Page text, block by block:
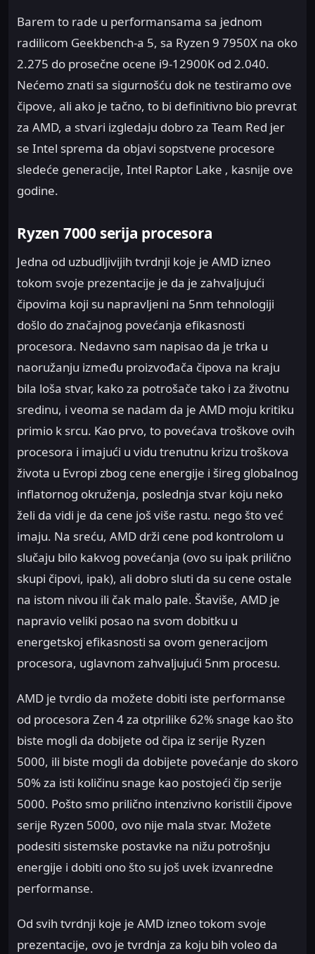
Barem to rade u performansama sa jednom
radilicom Geekbench-a 5, sa Ryzen 9 7950X na oko
2.275 do prosečne ocene i9-12900K od 2.040.
Nećemo znati sa sigurnošću dok ne testiramo ove
čipove, ali ako je tačno, to bi definitivno bio prevrat
za AMD, a stvari izgledaju dobro za Team Red jer
se Intel sprema da objavi sopstvene procesore
sledeće generacije, Intel Raptor Lake , kasnije ove
godine.
Ryzen 7000 serija procesora
Jedna od uzbudljivijih tvrdnji koje je AMD izneo
tokom svoje prezentacije je da je zahvaljujući
čipovima koji su napravljeni na 5nm tehnologiji
došlo do značajnog povećanja efikasnosti
procesora. Nedavno sam napisao da je trka u
naoružanju između proizvođača čipova na kraju
bila loša stvar, kako za potrošače tako i za životnu
sredinu, i veoma se nadam da je AMD moju kritiku
primio k srcu. Kao prvo, to povećava troškove ovih
procesora i imajući u vidu trenutnu krizu troškova
života u Evropi zbog cene energije i šireg globalnog
inflatornog okruženja, poslednja stvar koju neko
želi da vidi je da cene još više rastu. nego što već
imaju. Na sreću, AMD drži cene pod kontrolom u
slučaju bilo kakvog povećanja (ovo su ipak prilično
skupi čipovi, ipak), ali dobro sluti da su cene ostale
na istom nivou ili čak malo pale. Štaviše, AMD je
napravio veliki posao na svom dobitku u
energetskoj efikasnosti sa ovom generacijom
procesora, uglavnom zahvaljujući 5nm procesu.
AMD je tvrdio da možete dobiti iste performanse
od procesora Zen 4 za otprilike 62% snage kao što
biste mogli da dobijete od čipa iz serije Ryzen
5000, ili biste mogli da dobijete povećanje do skoro
50% za isti količinu snage kao postojeći čip serije
5000. Pošto smo prilično intenzivno koristili čipove
serije Ryzen 5000, ovo nije mala stvar. Možete
podesiti sistemske postavke na nižu potrošnju
energije i dobiti ono što su još uvek izvanredne
performanse.
Od svih tvrdnji koje je AMD izneo tokom svoje
prezentacije, ovo je tvrdnja za koju bih voleo da